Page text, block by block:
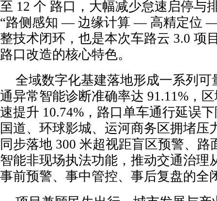
至 12 个 路口，大幅减少怠速启停与
“路侧感知 — 边缘计算 — 高精定位
整技术闭环，也是本次车路云 3.0 项
路口改造的核心特色。
全域数字化基建落地形成一系列可
通异常智能诊断准确率达 91.11%，
速提升 10.74%，路口单车通行延误
国道、环球影城、运河商务区拥堵压
同步落地 300 米超视距盲区预警、路
智能非现场执法功能，推动交通治理
事前预警、事中管控、事后复盘的全